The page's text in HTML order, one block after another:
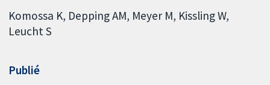
Komossa K Depping AM Meyer M Kissling W
Leucht S
Publié